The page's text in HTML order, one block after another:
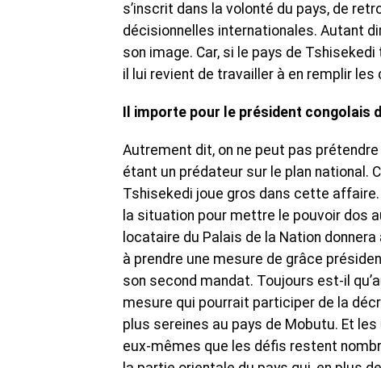
s’inscrit dans la volonté du pays, de
décisionnelles internationales. Autant
son image. Car, si le pays de
il lui revient de travailler à en remplir
Il importe pour le président congolais
Autrement dit, on ne peut pas
étant un prédateur sur le plan national.
Tshisekedi joue gros dans cette affaire.
la situation pour mettre le pouvoir dos
locataire du Palais de la Nation
à prendre une mesure de grâce
son second mandat. Toujours est-il
mesure qui pourrait participer de la
plus sereines au pays de Mobutu. Et
eux-mêmes que les défis restent